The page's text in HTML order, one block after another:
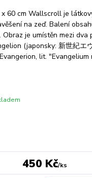
x 60 cm Wallscroll je
na zeď. Balení
Obraz je umístěn mezi dva
(japonsky: 新世紀エ
lit. "Evangelium
450 Kč/ks